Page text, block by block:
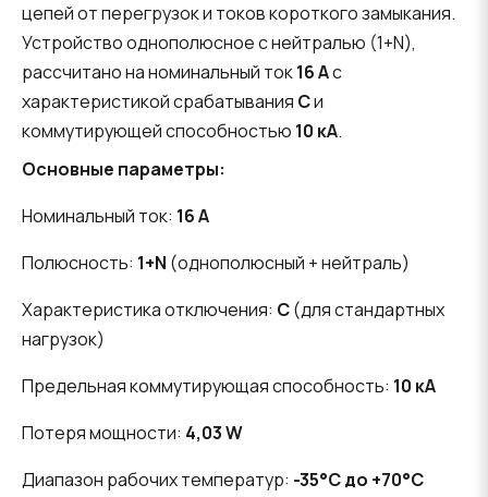
цепей от перегрузок и токов короткого замыкания.
Устройство однополюсное с нейтралью (1+N),
рассчитано на номинальный ток16 Ас
характеристикой срабатывания Cи
коммутирующей способностью 10 кА.
Основные параметры:
Номинальный ток: 16 А
Полюсность: 1+N (однополюсный + нейтраль)
Характеристика отключения: C(для стандартных
нагрузок)
Предельная коммутирующая способность: 10 кА
Потеря мощности: 4,03 W
Диапазон рабочих температур: -35°C до +70°C